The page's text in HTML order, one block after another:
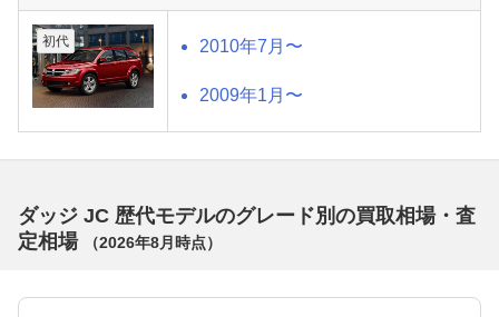
初代 2010年7月〜
2009年1月〜
ダッジ JC 歴代モデルのグレード別の買取相場・査
定相場
（2026年8月 時点）